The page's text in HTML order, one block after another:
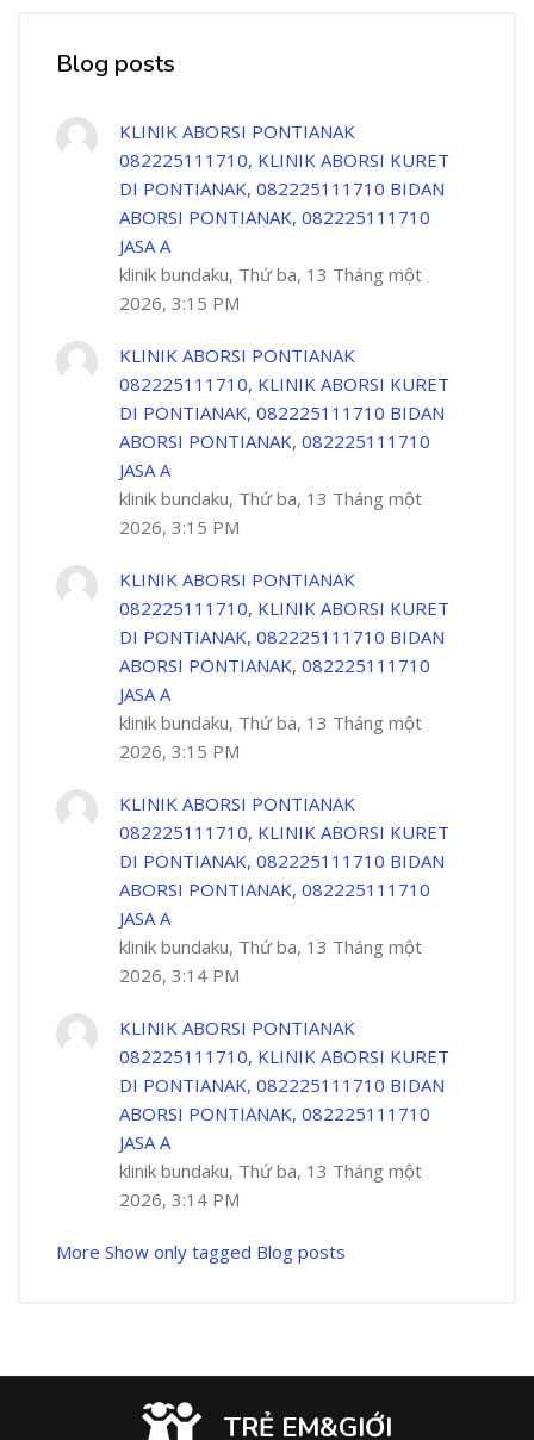
Blog posts
KLINIK ABORSI PONTIANAK
082225111710, KLINIK ABORSI KURET
DI PONTIANAK, 082225111710 BIDAN
ABORSI PONTIANAK, 082225111710
JASA A
klinik bundaku, Thứ ba, 13 Tháng một
2026, 3:15 PM
KLINIK ABORSI PONTIANAK
082225111710, KLINIK ABORSI KURET
DI PONTIANAK, 082225111710 BIDAN
ABORSI PONTIANAK, 082225111710
JASA A
klinik bundaku, Thứ ba, 13 Tháng một
2026, 3:15 PM
KLINIK ABORSI PONTIANAK
082225111710, KLINIK ABORSI KURET
DI PONTIANAK, 082225111710 BIDAN
ABORSI PONTIANAK, 082225111710
JASA A
klinik bundaku, Thứ ba, 13 Tháng một
2026, 3:15 PM
KLINIK ABORSI PONTIANAK
082225111710, KLINIK ABORSI KURET
DI PONTIANAK, 082225111710 BIDAN
ABORSI PONTIANAK, 082225111710
JASA A
klinik bundaku, Thứ ba, 13 Tháng một
2026, 3:14 PM
KLINIK ABORSI PONTIANAK
082225111710, KLINIK ABORSI KURET
DI PONTIANAK, 082225111710 BIDAN
ABORSI PONTIANAK, 082225111710
JASA A
klinik bundaku, Thứ ba, 13 Tháng một
2026, 3:14 PM
More Show only tagged Blog posts
TRẺ EM&GIỚI